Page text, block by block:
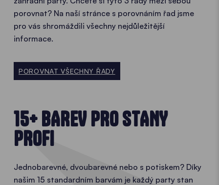
porovnat? Na naší stránce s porovnáním řad jsme
pro vás shromáždili všechny nejdůležitější
informace.
POROVNAT VŠECHNY ŘADY
15+ BAREV PRO STANY
PROFI
Jednobarevné, dvoubarevné nebo s potiskem? Díky
našim 15 standardním barvám je každý party stan